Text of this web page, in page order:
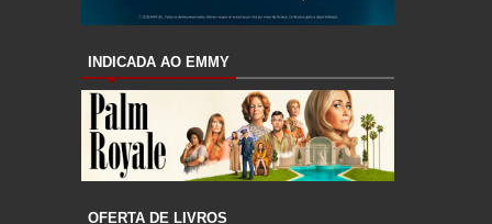
INDICADA AO EMMY
OFERTA DE LIVROS